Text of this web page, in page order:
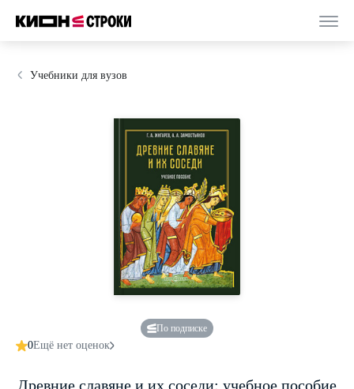
Учебники для вузов
По подписке
0Ещё нет оценок
Древние славяне и их соседи: учебное пособие